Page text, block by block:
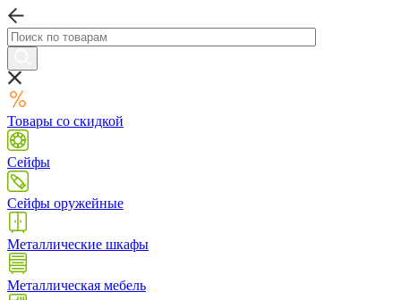
Товары со скидкой
Сейфы
Сейфы оружейные
Металлические шкафы
Металлическая мебель